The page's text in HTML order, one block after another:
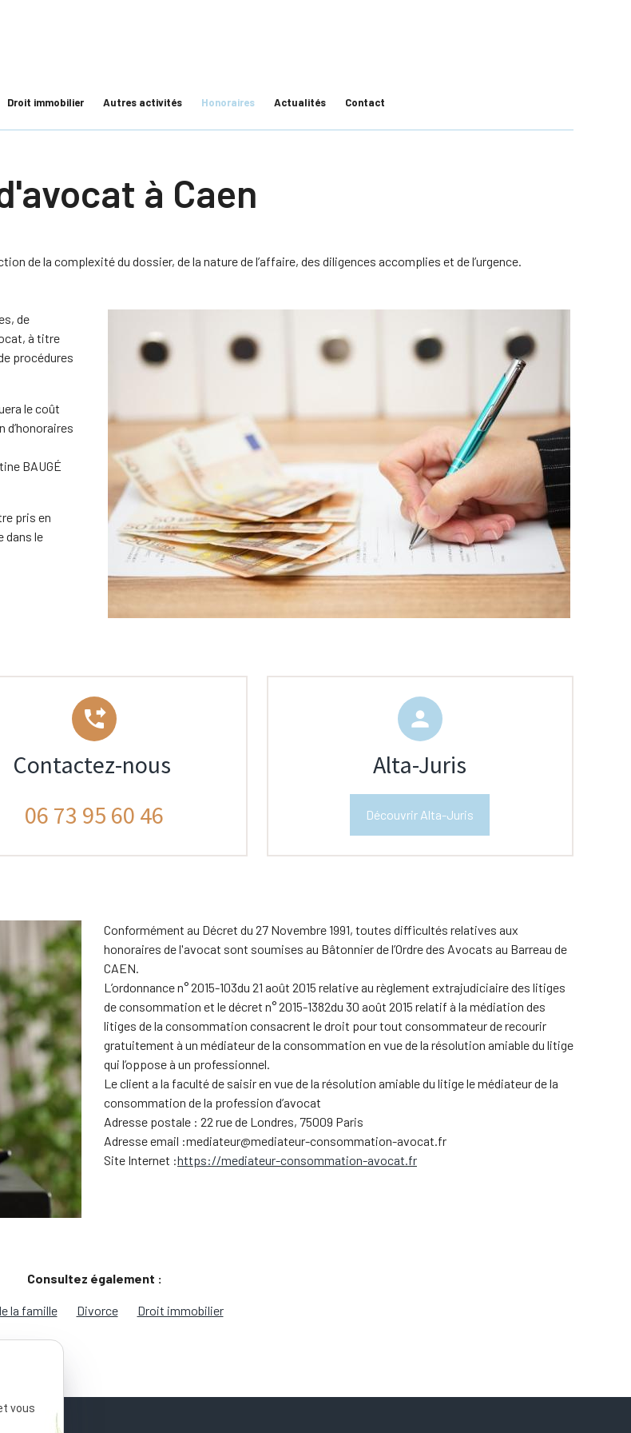
Droit immobilier Autres activités Honoraires Actualités Contact
à Caen
de la complexité du dossier, de la nature de l’affaire, des diligences accomplies et de l’urgence.
de
à titre
procédures
le coût
BAUGÉ
pris en
dans le
phone_forwarded
Contactez-nous
06 73 95 60 46
person
Alta-Juris
Découvrir Alta-Juris
Conformément au Décret du 27 Novembre 1991, toutes difficultés relatives aux
honoraires de l'avocat sont soumises au Bâtonnier de l’Ordre des Avocats au Barreau de
CAEN.
L’ordonnance n°2015-103du 21 août 2015 relative au règlement extrajudiciaire des litiges
de consommation et le décret n°2015-1382du 30 août 2015 relatif à la médiation des
litiges de la consommation consacrent le droit pour tout consommateur de recourir
gratuitement à un médiateur de la consommation en vue de la résolution amiable du litige
qui l’oppose à un professionnel.
Le client a la faculté de saisir en vue de la résolution amiable du litige le médiateur de la
consommation de la profession d’avocat
Adresse postale : 22 rue de Londres, 75009 Paris
Adresse email :mediateur@mediateur-consommation-avocat.fr
Site Internet :https://mediateur-consommation-avocat.fr
Consultez également :
la famille Divorce Droit immobilier
vous